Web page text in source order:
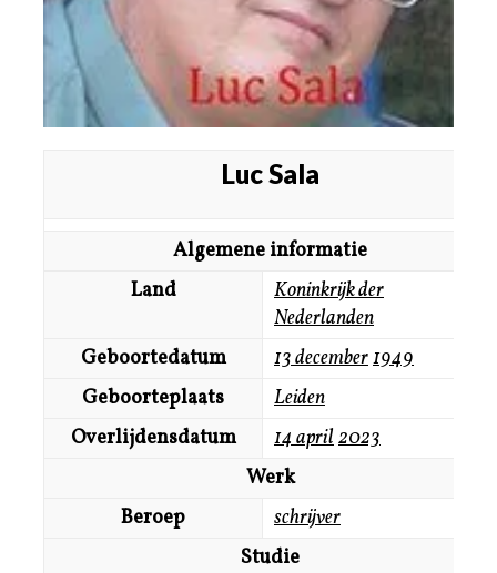
Luc Sala
Algemene informatie
Land
Koninkrijk der
Nederlanden
Geboortedatum
13 december1949
Geboorteplaats
Leiden
Overlijdensdatum
14 april2023
Werk
Beroep
schrijver
Studie